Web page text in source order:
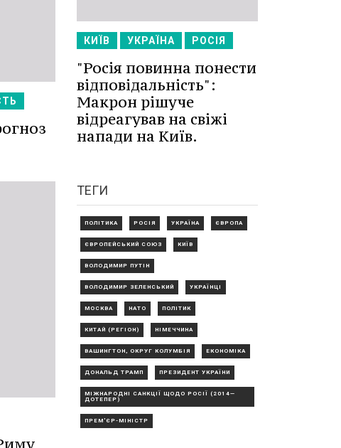
КИЇВ УКРАЇНА РОСІЯ
"Росія повинна понести
відповідальність":
Макрон рішуче
відреагував на свіжі
напади на Київ.
ТЕГИ
ПОЛІТИКА РОСІЯ УКРАЇНА ЄВРОПА
ЄВРОПЕЙСЬКИЙ СОЮЗ КИЇВ
ВОЛОДИМИР ПУТІН
ВОЛОДИМИР ЗЕЛЕНСЬКИЙ УКРАЇНЦІ
МОСКВА НАТО ПОЛІТИК
КИТАЙ (РЕГІОН) НІМЕЧЧИНА
ВАШИНГТОН, ОКРУГ КОЛУМБІЯ ЕКОНОМІКА
ДОНАЛЬД ТРАМП ПРЕЗИДЕНТ УКРАЇНИ
МІЖНАРОДНІ САНКЦІЇ ЩОДО РОСІЇ (2014—
ДОТЕПЕР)
ПРЕМ'ЄР-МІНІСТР